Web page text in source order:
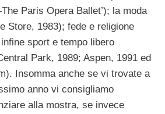
Paris Opera Ballet’); la moda
Store, 1983); fede e religione
sport e tempo libero
Park, 1989; Aspen, 1991 ed
Insomma anche se vi trovate a
anno vi consigliamo
alla mostra, se invece